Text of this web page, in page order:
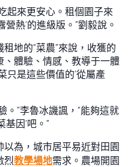
起來更安心。租個園子來
熱’的進級版。”劉毅說。
地的“菜農”來說，收獲的
體驗、情感、教導于一體
只是這些價值的‘從屬產
。”李魯冰譏諷，“能夠這就
因’吧。”
為，城市居平易近對田園
烈教學場地需求。農場開園